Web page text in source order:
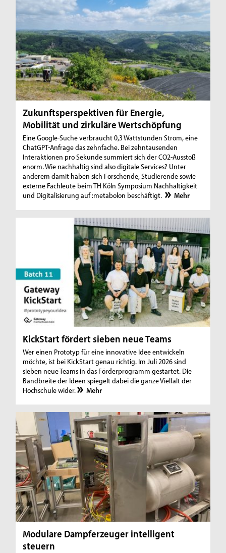
Zukunftsperspektiven für Energie,
Mobilität und zirkuläre Wertschöpfung
Eine Google-Suche verbraucht 0,3 Wattstunden Strom, eine
ChatGPT-Anfrage das zehnfache. Bei zehntausenden
Interaktionen pro Sekunde summiert sich der CO2-Ausstoß
enorm. Wie nachhaltig sind also digitale Services? Unter
anderem damit haben sich Forschende, Studierende sowie
externe Fachleute beim TH Köln Symposium Nachhaltigkeit
und Digitalisierung auf :metabolon beschäftigt.
Mehr
KickStart fördert sieben neue Teams
Wer einen Prototyp für eine innovative Idee entwickeln
möchte, ist bei KickStart genau richtig. Im Juli 2026 sind
sieben neue Teams in das Förderprogramm gestartet. Die
Bandbreite der Ideen spiegelt dabei die ganze Vielfalt der
Hochschule wider.
Mehr
Modulare Dampferzeuger intelligent
steuern